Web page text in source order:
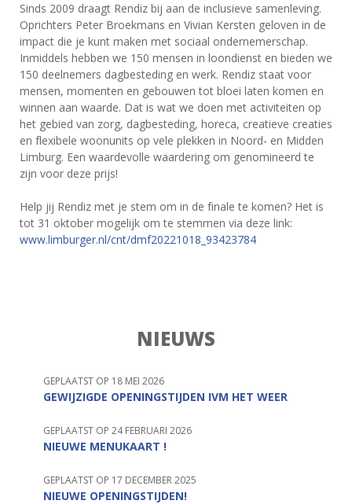
Sinds 2009 draagt Rendiz bij aan de inclusieve samenleving.
Oprichters Peter Broekmans en Vivian Kersten geloven in de
impact die je kunt maken met sociaal ondernemerschap.
Inmiddels hebben we 150 mensen in loondienst en bieden we
150 deelnemers dagbesteding en werk. Rendiz staat voor
mensen, momenten en gebouwen tot bloei laten komen en
winnen aan waarde. Dat is wat we doen met activiteiten op
het gebied van zorg, dagbesteding, horeca, creatieve creaties
en flexibele woonunits op vele plekken in Noord- en Midden
Limburg. Een waardevolle waardering om genomineerd te
zijn voor deze prijs!
Help jij Rendiz met je stem om in de finale te komen? Het is
tot 31 oktober mogelijk om te stemmen via deze link:
www.limburger.nl/cnt/dmf20221018_93423784
NIEUWS
GEPLAATST OP 18 MEI 2026
GEWIJZIGDE OPENINGSTIJDEN IVM HET WEER
GEPLAATST OP 24 FEBRUARI 2026
NIEUWE MENUKAART !
GEPLAATST OP 17 DECEMBER 2025
NIEUWE OPENINGSTIJDEN!